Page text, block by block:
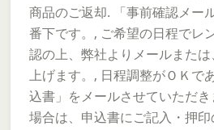
商品のご返却. 「事前確認メー
番下です。, ご希望の日程でレ
認の上、弊社よりメールまた
上げます。, 日程調整がＯＫで
込書」をメールさせていただ
場合は、申込書にご記入・押